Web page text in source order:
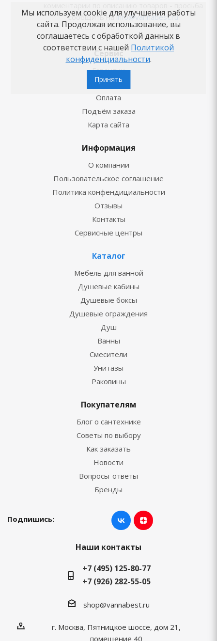
сообщить наinfo@vannabest.ru
Сервис
Гарантии
Доставка
Оплата
Подъём заказа
Карта сайта
Информация
О компании
Пользовательское соглашение
Политика конфендициальности
Отзывы
Контакты
Сервисные центры
Каталог
Мебель для ванной
Душевые кабины
Душевые боксы
Душевые ограждения
Душ
Ванны
Смесители
Унитазы
Раковины
Покупателям
Блог о сантехнике
Советы по выбору
Как заказать
Новости
Вопросы-ответы
Бренды
Подпишись:
Наши контакты
+7 (495) 125-80-77
+7 (926) 282-55-05
shop@vannabest.ru
г. Москва, Пятницкое шоссе, дом 21,
помещение 40
Мы используем cookie для улучшения работы
сайта. Продолжая использование, вы
соглашаетесь с обработкой данных в
соответствии с нашей Политикой
конфиденциальности.
Принять